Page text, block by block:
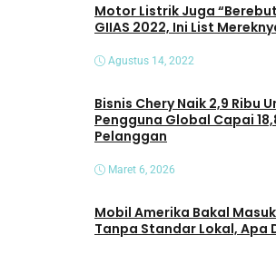
Motor Listrik Juga
GIIAS 2022, Ini List
Agustus 14, 2022
Bisnis Chery Naik 2,9 Ribu
Pengguna Global Capai
Pelanggan
Maret 6, 2026
Mobil Amerika Bakal
Tanpa Standar Lokal, Apa